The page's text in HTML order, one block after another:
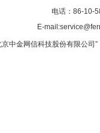
电话：86-10-
E-
京中金网信科技股份有限公司